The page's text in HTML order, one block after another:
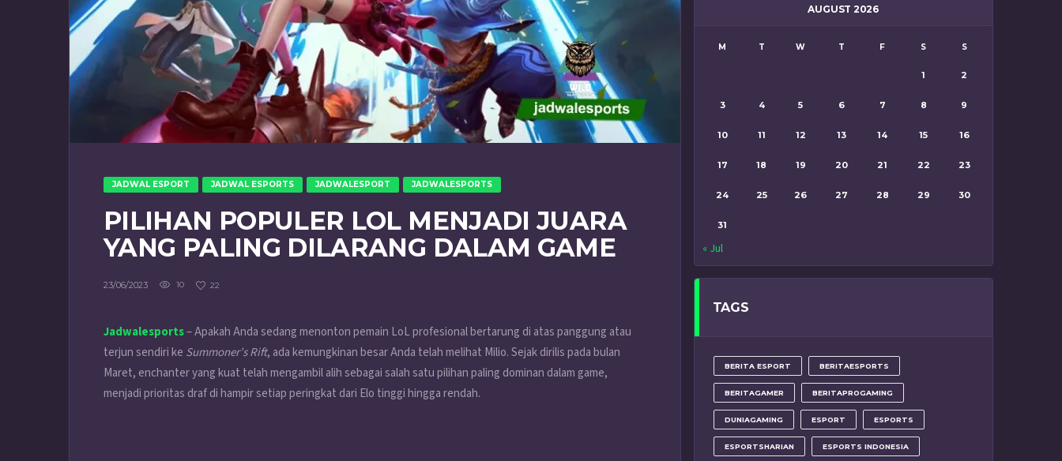
JADWAL ESPORT JADWAL ESPORTS JADWALESPORT JADWALESPORTS
PILIHAN POPULER LOL MENJADI JUARA
YANG PALING DILARANG DALAM GAME
23/06/2023 10 22
Jadwalesports– Apakah Anda sedang menonton pemain LoL profesional bertarung di atas panggung atau
terjun sendiri ke Summoner’s Rift, ada kemungkinan besar Anda telah melihat Milio. Sejak dirilis pada bulan
Maret, enchanter yang kuat telah mengambil alih sebagai salah satu pilihan paling dominan dalam game,
menjadi prioritas draf di hampir setiap peringkat dari Elo tinggi hingga rendah.
AUGUST 2026
M T W T F S S
1 2
3 4 5 6 7 8 9
10 11 12 13 14 15 16
17 18 19 20 21 22 23
24 25 26 27 28 29 30
31
« Jul
TAGS
BERITA ESPORT BERITAESPORTS
BERITAGAMER BERITAPROGAMING
DUNIAGAMING ESPORT ESPORTS
ESPORTSHARIAN ESPORTS INDONESIA